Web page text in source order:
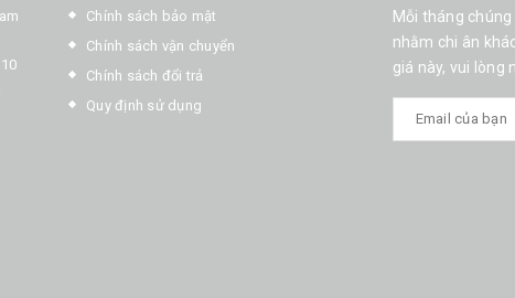
Chính sách bảo mật
Chính sách vận chuyển
Chính sách đổi trả
Quy định sử dụng
Mỗi tháng
nhằm chi ân
giá này, vui lòng